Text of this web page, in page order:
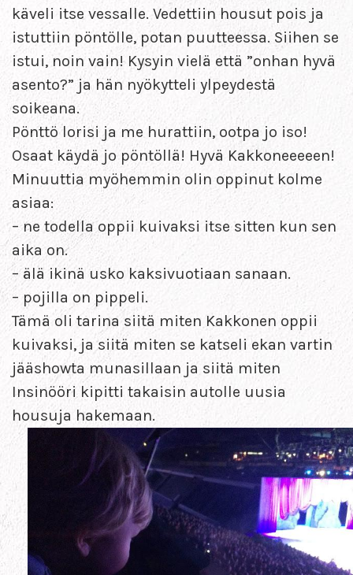
käveli itse vessalle. Vedettiin housut pois ja
istuttiin pöntölle, potan puutteessa. Siihen se
istui, noin vain! Kysyin vielä että ”onhan hyvä
asento?” ja hän nyökytteli ylpeydestä
soikeana.
Pönttö lorisi ja me hurattiin, ootpa jo iso!
Osaat käydä jo pöntöllä! Hyvä Kakkoneeeeen!
Minuuttia myöhemmin olin oppinut kolme
asiaa:
– ne todella oppii kuivaksi itse sitten kun sen
aika on.
– älä ikinä usko kaksivuotiaan sanaan.
– pojilla on pippeli.
Tämä oli tarina siitä miten Kakkonen oppii
kuivaksi, ja siitä miten se katseli ekan vartin
jääshowta munasillaan ja siitä miten
Insinööri kipitti takaisin autolle uusia
housuja hakemaan.